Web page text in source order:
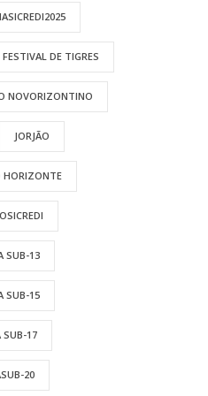
FESTIVAL DE TIGRES
NOVORIZONTINO
JORJÃO
HORIZONTE
SUB-13
SUB-15
SUB-17
20